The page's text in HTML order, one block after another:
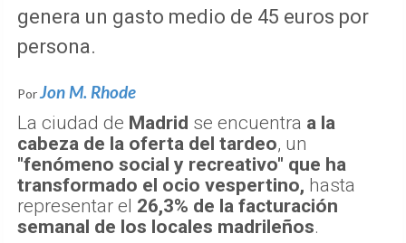
genera un gasto medio de 45 euros por
persona.
PorJon M. Rhode
La ciudad de Madrid se encuentra a la
cabeza de la oferta del tardeo, un
"fenómeno social y recreativo" que ha
transformado el ocio vespertino, hasta
representar el 26,3% de la facturación
semanal de los locales madrileños.